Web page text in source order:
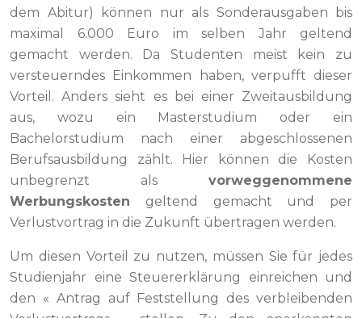
dem Abitur) können nur als Sonderausgaben bis
maximal 6.000 Euro im selben Jahr geltend
gemacht werden. Da Studenten meist kein zu
versteuerndes Einkommen haben, verpufft dieser
Vorteil. Anders sieht es bei einer Zweitausbildung
aus, wozu ein Masterstudium oder ein
Bachelorstudium nach einer abgeschlossenen
Berufsausbildung zählt. Hier können die Kosten
unbegrenzt als vorweggenommene
Werbungskosten geltend gemacht und per
Verlustvortrag in die Zukunft übertragen werden.
Um diesen Vorteil zu nutzen, müssen Sie für jedes
Studienjahr eine Steuererklärung einreichen und
den « Antrag auf Feststellung des verbleibenden